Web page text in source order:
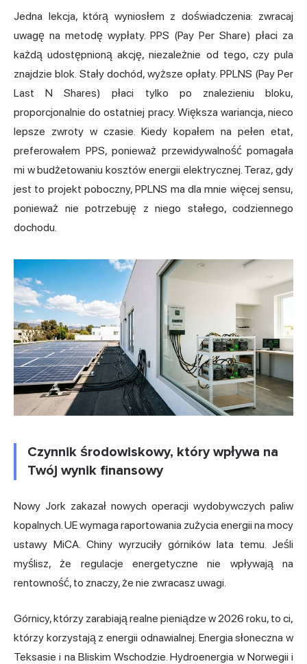
Jedna lekcja, którą wyniosłem z doświadczenia: zwracaj
uwagę na metodę wypłaty. PPS (Pay Per Share) płaci za
każdą udostępnioną akcję, niezależnie od tego, czy pula
znajdzie blok. Stały dochód, wyższe opłaty. PPLNS (Pay Per
Last N Shares) płaci tylko po znalezieniu bloku,
proporcjonalnie do ostatniej pracy. Większa wariancja, nieco
lepsze zwroty w czasie. Kiedy kopałem na pełen etat,
preferowałem PPS, ponieważ przewidywalność pomagała
mi w budżetowaniu kosztów energii elektrycznej. Teraz, gdy
jest to projekt poboczny, PPLNS ma dla mnie więcej sensu,
ponieważ nie potrzebuję z niego stałego, codziennego
dochodu.
Czynnik środowiskowy, który wpływa na
Twój wynik finansowy
Nowy Jork zakazał nowych operacji wydobywczych paliw
kopalnych. UE wymaga raportowania zużycia energii na mocy
ustawy MiCA. Chiny wyrzuciły górników lata temu. Jeśli
myślisz, że regulacje energetyczne nie wpływają na
rentowność, to znaczy, że nie zwracasz uwagi.
Górnicy, którzy zarabiają realne pieniądze w 2026 roku, to ci,
którzy korzystają z energii odnawialnej. Energia słoneczna w
Teksasie i na Bliskim Wschodzie. Hydroenergia w Norwegii i